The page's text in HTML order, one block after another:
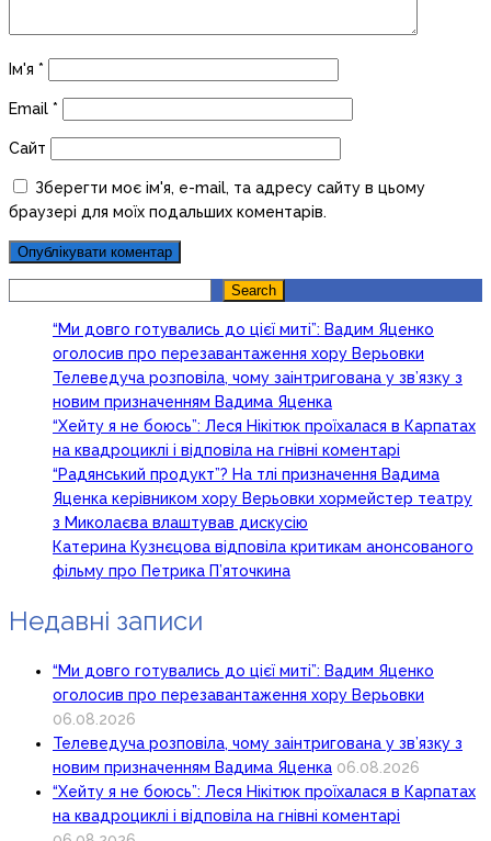
Ім'я *
Email *
Сайт
Зберегти моє ім'я, e-mail, та адресу сайту в цьому
браузері для моїх подальших коментарів.
Search
“Ми довго готувались до цієї миті”: Вадим Яценко
оголосив про перезавантаження хору Верьовки
Телеведуча розповіла, чому заінтригована у зв’язку з
новим призначенням Вадима Яценка
“Хейту я не боюсь”: Леся Нікітюк проїхалася в Карпатах
на квадроциклі і відповіла на гнівні коментарі
“Радянський продукт”? На тлі призначення Вадима
Яценка керівником хору Верьовки хормейстер театру
з Миколаєва влаштував дискусію
Катерина Кузнєцова відповіла критикам анонсованого
фільму про Петрика П’яточкина
Недавні записи
“Ми довго готувались до цієї миті”: Вадим Яценко
оголосив про перезавантаження хору Верьовки
06.08.2026
Телеведуча розповіла, чому заінтригована у зв’язку з
новим призначенням Вадима Яценка 06.08.2026
“Хейту я не боюсь”: Леся Нікітюк проїхалася в Карпатах
на квадроциклі і відповіла на гнівні коментарі